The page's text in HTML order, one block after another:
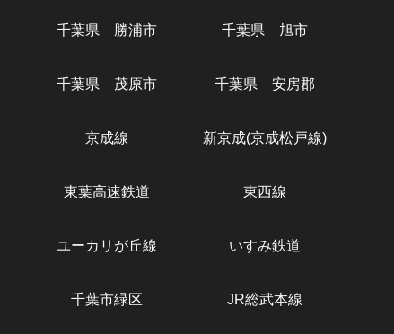
千葉県 勝浦市 千葉県 旭市
千葉県 茂原市 千葉県 安房郡
京成線 新京成(京成松戸線)
東葉高速鉄道 東西線
ユーカリが丘線 いすみ鉄道
千葉市緑区 JR総武本線